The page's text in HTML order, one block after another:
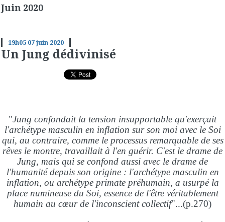
Juin 2020
19h05 07juin 2020
Un Jung dédivinisé
"Jung confondait la tension insupportable qu'exerçait
l'archétype masculin en inflation sur son moi avec le Soi
qui, au contraire, comme le processus remarquable de ses
rêves le montre, travaillait à l'en guérir. C'est le drame de
Jung, mais qui se confond aussi avec le drame de
l'humanité depuis son origine : l'archétype masculin en
inflation, ou archétype primate préhumain, a usurpé la
place numineuse du Soi, essence de l'être véritablement
humain au cœur de l'inconscient collectif"...(p.270)